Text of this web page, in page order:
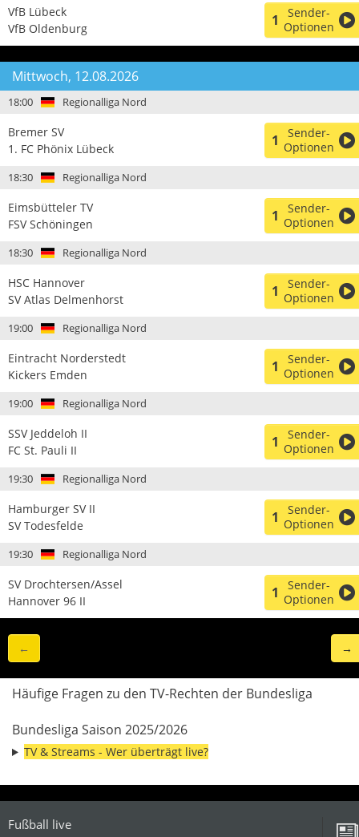
VfB Lübeck
VfB Oldenburg
1
Sender-
Optionen
Mittwoch, 12.08.2026
18:00 Regionalliga Nord
Bremer SV
1. FC Phönix Lübeck
1
Sender-
Optionen
18:30 Regionalliga Nord
Eimsbütteler TV
FSV Schöningen
1
Sender-
Optionen
18:30 Regionalliga Nord
HSC Hannover
SV Atlas Delmenhorst
1
Sender-
Optionen
19:00 Regionalliga Nord
Eintracht Norderstedt
Kickers Emden
1
Sender-
Optionen
19:00 Regionalliga Nord
SSV Jeddeloh II
FC St. Pauli II
1
Sender-
Optionen
19:30 Regionalliga Nord
Hamburger SV II
SV Todesfelde
1
Sender-
Optionen
19:30 Regionalliga Nord
SV Drochtersen/Assel
Hannover 96 II
1
Sender-
Optionen
← →
Häufige Fragen zu den TV-Rechten der Bundesliga
Bundesliga Saison 2025/2026
TV & Streams - Wer überträgt live?
Fußball live